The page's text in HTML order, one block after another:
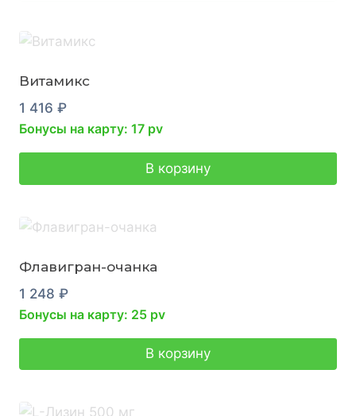
Витамикс
1 416 ₽
Бонусы на карту: 17 pv
В корзину
Флавигран-очанка
1 248 ₽
Бонусы на карту: 25 pv
В корзину